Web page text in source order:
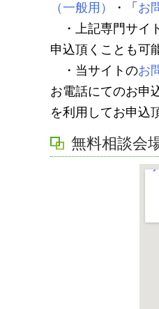
（一般用）
・「 お
・上記専門サイ
申込頂くことも可
・当サイトのお
お電話にてのお申
を利用してお申込
無料相談会